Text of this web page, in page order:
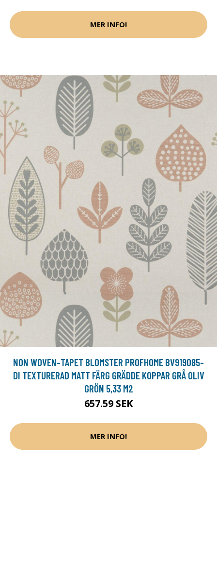
MER INFO!
NON WOVEN-TAPET BLOMSTER PROFHOME BV919085-
DI TEXTURERAD MATT FÄRG GRÄDDE KOPPAR GRÅ OLIV
GRÖN 5,33 M2
657.59 SEK
MER INFO!